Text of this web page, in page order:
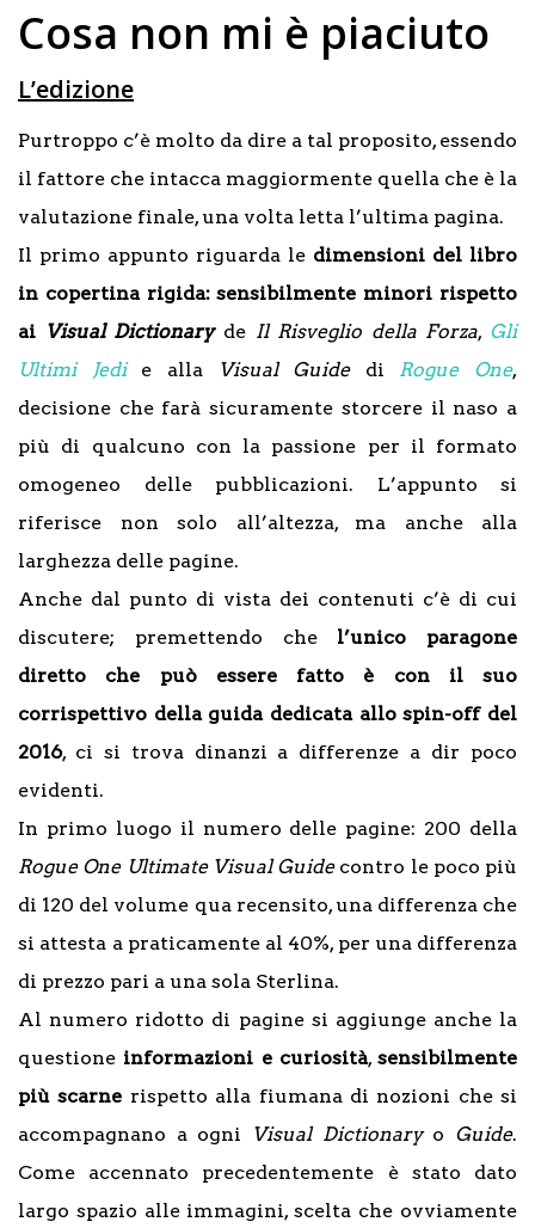
Cosa non mi è piaciuto
L’edizione
Purtroppo c’è molto da dire a tal proposito, essendo
il fattore che intacca maggiormente quella che è la
valutazione finale, una volta letta l’ultima pagina.
Il primo appunto riguarda le dimensioni del libro
in copertina rigida: sensibilmente minori rispetto
ai Visual Dictionaryde Il Risveglio della Forza, Gli
Ultimi Jedie alla Visual Guidedi Rogue One,
decisione che farà sicuramente storcere il naso a
più di qualcuno con la passione per il formato
omogeneo delle pubblicazioni. L’appunto si
riferisce non solo all’altezza, ma anche alla
larghezza delle pagine.
Anche dal punto di vista dei contenuti c’è di cui
discutere; premettendo che l’unico paragone
diretto che può essere fatto è con il suo
corrispettivo della guida dedicata allo spin-off del
2016, ci si trova dinanzi a differenze a dir poco
evidenti.
In primo luogo il numero delle pagine: 200 della
Rogue One Ultimate Visual Guidecontro le poco più
di 120 del volume qua recensito, una differenza che
si attesta a praticamente al 40%, per una differenza
di prezzo pari a una sola Sterlina.
Al numero ridotto di pagine si aggiunge anche la
questione informazioni e curiosità, sensibilmente
più scarne rispetto alla fiumana di nozioni che si
accompagnano a ogni
Visual Dictionaryo Guide.
Come accennato precedentemente è stato dato
largo spazio alle immagini, scelta che ovviamente